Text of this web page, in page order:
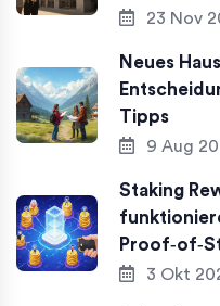
23 Nov
Neues
Tipps
9 Aug
Staking
3 Okt